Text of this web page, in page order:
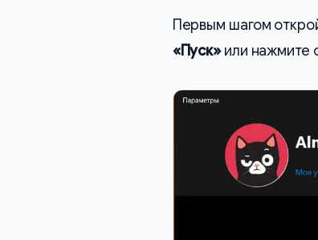
Первым шагом
«Пуск»или нажмите